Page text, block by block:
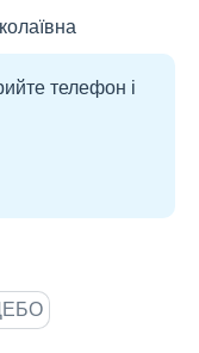
телефон і